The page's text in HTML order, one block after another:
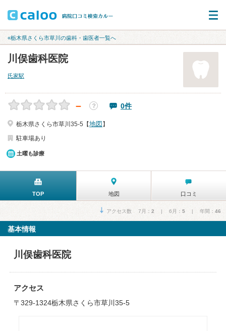
«栃木県さくら市草川の歯科・歯医者一覧へ
川俣歯科医院
氏家駅
－ ？ 0件
栃木県さくら市草川35-5【地図 】
駐車場あり
土曜も診療
TOP 地図 口コミ
アクセス数 7月： 2 | 6月： 5 | 年間： 46
基本情報
川俣歯科医院
アクセス
〒329-1324栃木県さくら市草川35-5